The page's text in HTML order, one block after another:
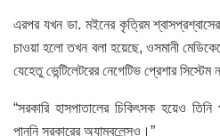
এরপর যখন ডা. মইনের কৃত্রিম
চাওয়া হলো তখন বলা হয়েছে, ওসমানী
যেহেতু ভেন্টিলেটরের নেগেটিভ প্রেশার সিস্টেম
“সরকারি হাসপাতালের চিকিৎসক হয়েও
পাননি সরকারের অ্যাম্বুলেন্সও।”